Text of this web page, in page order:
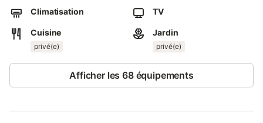
Vous bénéficierez du Wi-Fi, de la climatisation, de la télévision
À l’extérieur, profitez d’une grande piscine privée (ouverte toute
ensoleillée et d’un jardin clos.
Un espace repas ombragé avec barbecue est parfait pour vos
de soleil sur la baie.
Climatisation TV
Cuisine
privé(e)
Jardin
privé(e)
Afficher les 68 équipements